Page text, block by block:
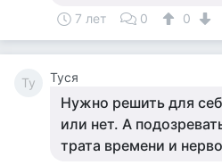
7 лет 0 0
Ty Tycя
Нужно решить для
или нет. А
трата времени и